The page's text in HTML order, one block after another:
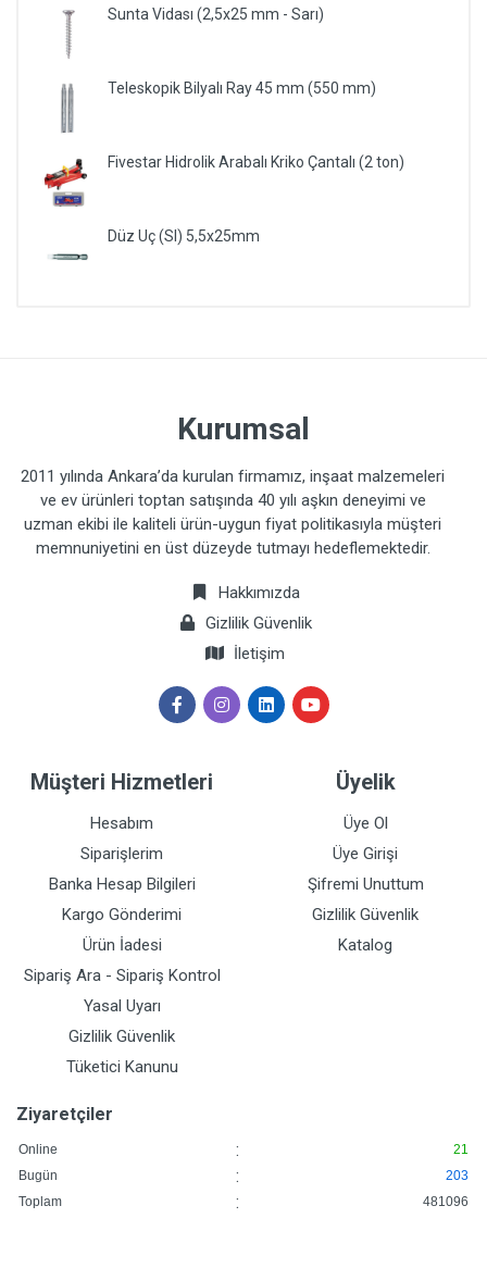
Sunta Vidası (2,5x25 mm - Sarı)
Teleskopik Bilyalı Ray 45 mm (550 mm)
Fivestar Hidrolik Arabalı Kriko Çantalı (2 ton)
Düz Uç (Sl) 5,5x25mm
Kurumsal
2011 yılında Ankara’da kurulan firmamız, inşaat malzemeleri
ve ev ürünleri toptan satışında 40 yılı aşkın deneyimi ve
uzman ekibi ile kaliteli ürün-uygun fiyat politikasıyla müşteri
memnuniyetini en üst düzeyde tutmayı hedeflemektedir.
Hakkımızda
Gizlilik Güvenlik
İletişim
Müşteri Hizmetleri
Hesabım
Siparişlerim
Banka Hesap Bilgileri
Kargo Gönderimi
Ürün İadesi
Sipariş Ara - Sipariş Kontrol
Yasal Uyarı
Gizlilik Güvenlik
Tüketici Kanunu
Üyelik
Üye Ol
Üye Girişi
Şifremi Unuttum
Gizlilik Güvenlik
Katalog
Ziyaretçiler
Online :
21
Bugün
:
203
Toplam
: 481096